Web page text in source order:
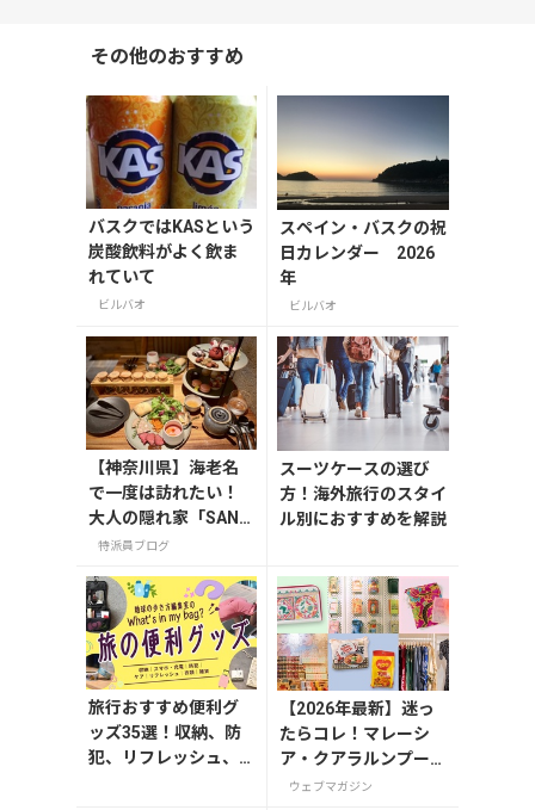
その他のおすすめ
バスクではKASという
炭酸飲料がよく飲ま
れていて
ビルバオ
スペイン・バスクの祝
日カレンダー 2026
年
ビルバオ
【神奈川県】海老名
で一度は訪れたい！
大人の隠れ家「SAND
GLASS 熾火」で味わ
ー
特派員ブログ
スーツケースの選び
方！海外旅行のスタイ
ル別におすすめを解説
旅行おすすめ便利グ
ッズ35選！収納、防
犯、リフレッシュ、
【2026年最新】迷っ
たらコレ！マレーシ
ア・クアラルンプール
で絶対買いたいお土産
ウェブマガジン